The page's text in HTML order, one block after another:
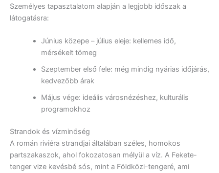
Személyes tapasztalatom alapján a legjobb időszak a
látogatásra:
Június közepe – július eleje: kellemes idő,
mérsékelt tömeg
Szeptember első fele: még mindig nyárias időjárás,
kedvezőbb árak
Május vége: ideális városnézéshez, kulturális
programokhoz
Strandok és vízminőség
A román riviéra strandjai általában széles, homokos
partszakaszok, ahol fokozatosan mélyül a víz. A Fekete-
tenger vize kevésbé sós, mint a Földközi-tengeré, ami